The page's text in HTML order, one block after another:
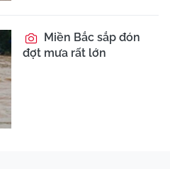
Miền Bắc sắp đón
đợt mưa rất lớn